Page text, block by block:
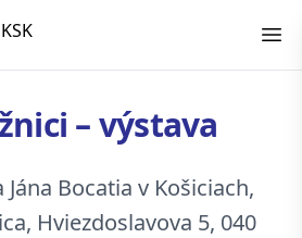
– výstava
Bocatia v Košiciach,
Hviezdoslavova 5, 040